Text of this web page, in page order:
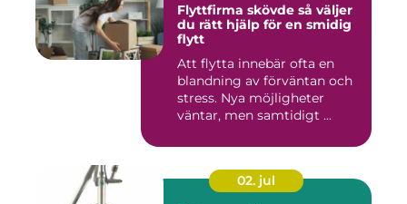
Flyttfirma skövde så väljer
du rätt hjälp för en smidig
flytt
Att flytta innebär ofta en
blandning av förväntan och
stress. Nya möjligheter
väntar, men samtidigt ...
02. jul